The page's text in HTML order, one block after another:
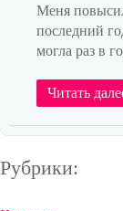
Меня
последний
могла раз в
Читать
Рубрики: